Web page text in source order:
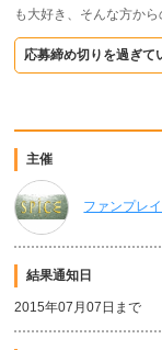
も大好き、そんな方か
応募締め切りを過ぎて
主催
ファンプレ
結果通知日
2015年07月07日まで